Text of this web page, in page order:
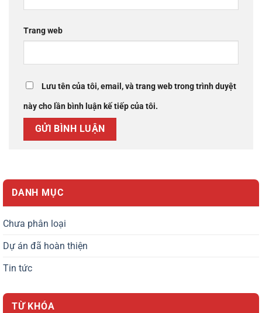
DANH MỤC
Chưa phân loại
Dự án đã hoàn thiện
Tin tức
TỪ KHÓA
Trang web
Lưu tên của tôi, email, và trang web trong trình duyệt
này cho lần bình luận kế tiếp của tôi.